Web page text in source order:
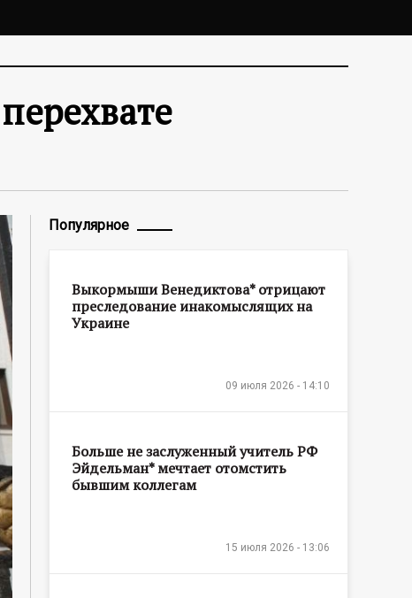
Популярное
Выкормыши Венедиктова* отрицают
преследование инакомыслящих на
Украине
09 июля 2026 - 14:10
Больше не заслуженный учитель РФ
Эйдельман* мечтает отомстить
бывшим коллегам
15 июля 2026 - 13:06